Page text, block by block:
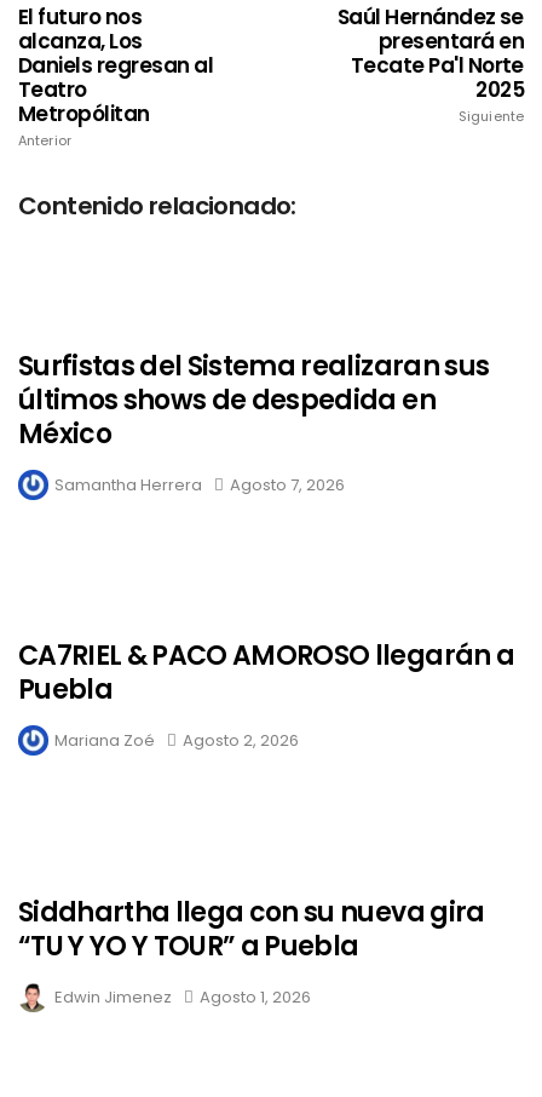
El futuro nos
alcanza, Los
Daniels regresan al
Teatro
Metropólitan
Anterior
Saúl Hernández se
presentará en
Tecate Pa'l Norte
2025
Siguiente
Contenido relacionado:
Surfistas del Sistema realizaran sus
últimos shows de despedida en
México
Samantha Herrera Agosto 7, 2026
CA7RIEL & PACO AMOROSO llegarán a
Puebla
Mariana Zoé Agosto 2, 2026
Siddhartha llega con su nueva gira
“TU Y YO Y TOUR” a Puebla
Edwin Jimenez Agosto 1, 2026